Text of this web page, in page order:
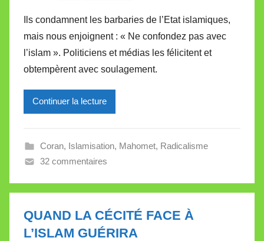
r
M
i
r
e
l
l
Ils condamnent les barbaries de l’Etat islamiques,
mais nous enjoignent : « Ne confondez pas avec
l’islam ». Politiciens et médias les félicitent et
obtempèrent avec soulagement.
Continuer la lecture
Coran, Islamisation, Mahomet, Radicalisme
32 commentaires
QUAND LA CÉCITÉ FACE À
L’ISLAM GUÉRIRA